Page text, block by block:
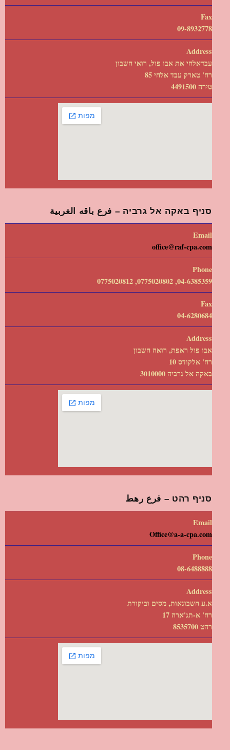
Fax
09-8932778
Address
עבדאלחי את אבו פול, רואי חשבון
רח' טארק עבד אלחי 85
טירה 4491500
סניף באקה אל גרביה – فرع باقه الغربية
Email
office@raf-cpa.com
Phone
04-6385359, 0775020802, 0775020812
Fax
04-6280684
Address
אבו פול ראפת, רואה חשבון
רח' אלקודס 10
באקה אל גרביה 3010000
סניף רהט – فرع رهط
Email
Office@a-a-cpa.com
Phone
08-6488888
Address
א.ע חשבונאות, מסים וביקורת
רח' א-תג'ארה 17
רהט 8535700